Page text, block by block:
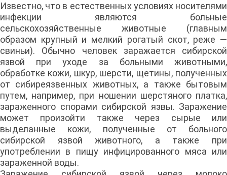
Известно, что в естественных условиях носителями
инфекции являются больные
сельскохозяйственные животные (главным
образом крупный и мелкий рогатый скот, реже —
свиньи). Обычно человек заражается сибирской
язвой при уходе за больными животными,
обработке кожи, шкур, шерсти, щетины, полученных
от сибиреязвенных животных, а также бытовым
путем, например, при ношении шерстяного платка,
зараженного спорами сибирской язвы. Заражение
может произойти также через сырые или
выделанные кожи, полученные от больного
сибирской язвой животного, а также при
употреблении в пищу инфицированного мяса или
зараженной воды.